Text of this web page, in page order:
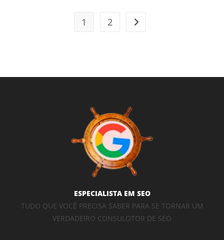
1 2 Ir para a próxima página
ESPECIALISTA EM SEO
TUDO QUE VOCÊ PRECISA SABER PARA SE TORNAR UM
VERDADEIRO CONSULOTOR DE SEO